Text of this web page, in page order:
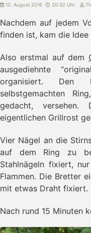
12. August 2016 20:32 Uhr
Nachdem auf jedem
finden ist, kam die
Also erstmal auf dem
ausgediehnte
organisiert. Den
selbstgemachten
gedacht,
eigentlichen Grillrost
Vier Nägel an die
auf dem Ring zu
Stahlnägeln fixiert,
Flammen. Die Bretter
mit etwas Draht fixiert.
Nach rund 15 Minuten